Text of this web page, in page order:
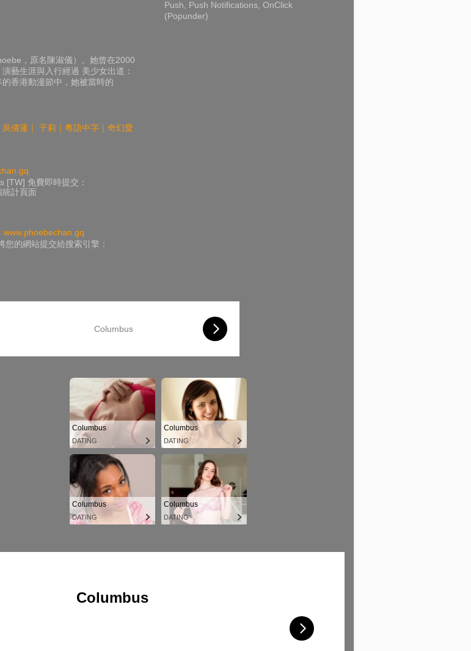
，原名陳淑儀）。她曾在2000
藝生涯與入行經過 美少女出道：
香港動漫節中，她被當時的
倩蓮｜ 于莉｜粵語中字｜奇幻愛
[TW] 免費即時提交：
計頁面
www.phoebechan.gq
的網站提交給搜索引擎：
Push, Push Notifications, OnClick
(Popunder)